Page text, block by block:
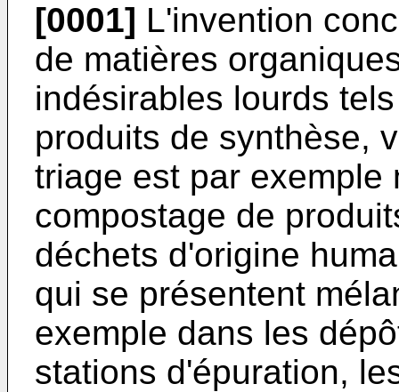
[0001] L'invention
de matières
indésirables lourds
produits de synthèse,
triage est par exemple
compostage de
déchets d'origine
qui se présentent
exemple dans les
stations d'épuration,